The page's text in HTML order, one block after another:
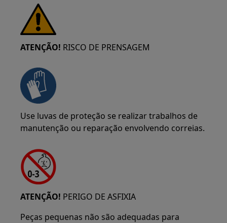
ATENÇÃO! RISCO DE PRENSAGEM
Use luvas de proteção se realizar trabalhos de
manutenção ou reparação envolvendo correias.
ATENÇÃO! PERIGO DE ASFIXIA
Peças pequenas não são adequadas para